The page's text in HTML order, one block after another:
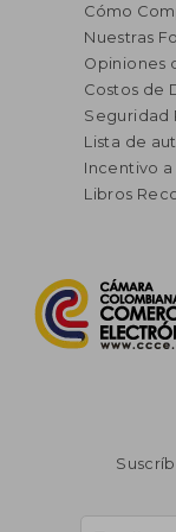
Cómo
Nuestras
Opiniones
Costos de
Seguridad
Lista de
Incentivo a
Libros